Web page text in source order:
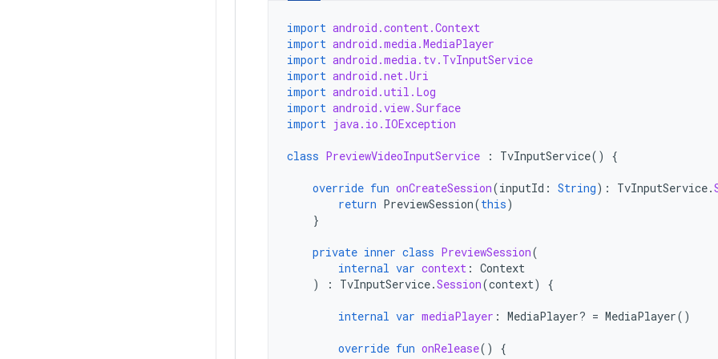
import android.content.Context
import android.media.MediaPlayer
import android.media.tv.TvInputService
import android.net.Uri
import android.util.Log
import android.view.Surface
import java.io.IOException
class PreviewVideoInputService : TvInputService() {
override fun onCreateSession(inputId : String): TvInputService.
return PreviewSession(this)
}
private inner class PreviewSession(
internal var context : Context
)
: TvInputService.Session(context) {
internal var mediaPlayer : MediaPlayer? = MediaPlayer()
override fun onRelease()
{